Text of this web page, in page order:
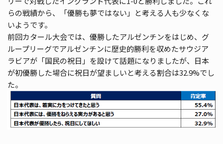
らの戦績から、「優勝も夢ではない」と考える人も少なくな
いようです。
前回カタール大会では、優勝したアルゼンチンをはじめ、グ
ループリーグでアルゼンチンに歴史的勝利を収めたサウジア
ラビアが「国民の祝日」を設けて話題になりましたが、日本
が初優勝した場合に祝日が望ましいと考える割合は32.9%でし
た。